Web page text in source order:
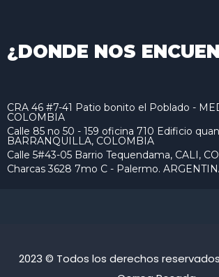
¿DONDE NOS
CRA 46 #7-41 Patio bonito el Poblado -
COLOMBIA
Calle 85 no 50 - 159 oficina 710 Edificio
BARRANQUILLA, COLOMBIA
Calle 5#43-05 Barrio Tequendama, CALI,
Charcas 3628 7mo C - Palermo.
2023 © Todos los derechos